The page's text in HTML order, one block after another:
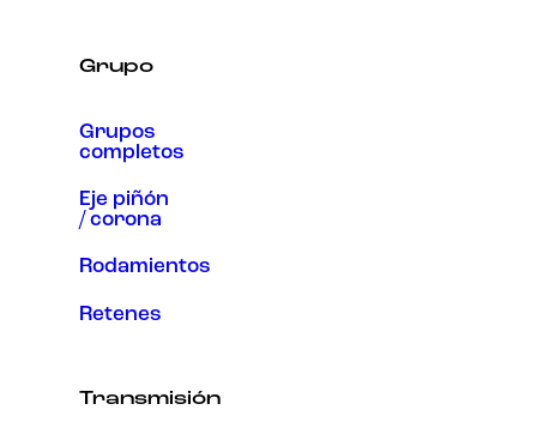
Grupo
Grupos
completos
Eje piñón
/ corona
Rodamientos
Retenes
Transmisión